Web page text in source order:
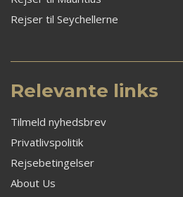
Rejser til Seychellerne
Relevante links
Tilmeld nyhedsbrev
Privatlivspolitik
Rejsebetingelser
About Us